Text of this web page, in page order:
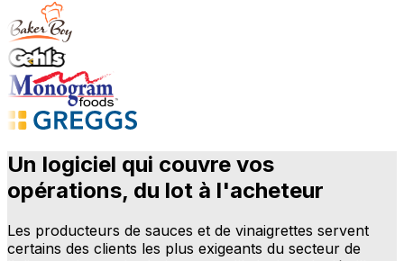
Un logiciel qui couvre vos
opérations, du lot à l'acheteur
Les producteurs de sauces et de vinaigrettes servent
certains des clients les plus exigeants du secteur de